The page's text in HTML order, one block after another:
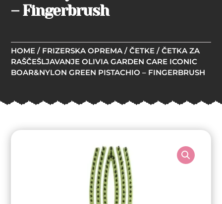
– Fingerbrush
HOME / FRIZERSKA OPREMA /ČETKE / ČETKA ZA
RAŠČEŠLJAVANJE OLIVIA GARDEN CARE ICONIC
BOAR&NYLON GREEN PISTACHIO – FINGERBRUSH